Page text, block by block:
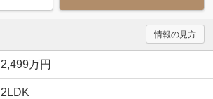
情報の見方
2,499万円
2LDK